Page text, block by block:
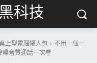
科技
上型電腦懶人包
不用一個一
噪音質通話一次看